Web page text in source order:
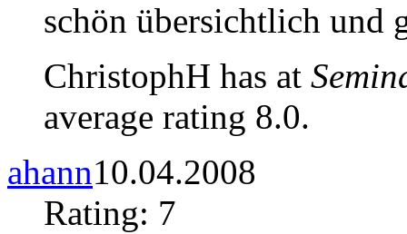
schön übersichtlich und
ChristophH has at
average rating 8.0.
ahann10.04.2008
Rating: 7